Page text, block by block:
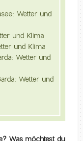
Wetter und
und Klima
und Klima
Wetter und
Wetter und
Was möchtest du